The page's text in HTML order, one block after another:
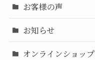
お客様の声
お知らせ
オンラインショップ